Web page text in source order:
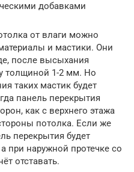
добавками
от влаги можно
и мастики. Они
после высыхания
толщиной 1-2 мм. Но
таких мастик будет
панель перекрытия
как с верхнего этажа
потолка. Если же
перекрытия будет
при наружной протечке со
отставать.